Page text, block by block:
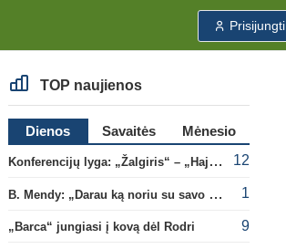
Prisijungti
TOP naujienos
Dienos Savaitės
Mėnesio
Konferencijų lyga: „Žalgiris“ – „Hajduk“ (rungtynės tiesiogiai)
12
B. Mendy: „Darau ką noriu su savo pasaulio čempionato titulu“ 1
„Barca“ jungiasi į kovą dėl Rodri 9